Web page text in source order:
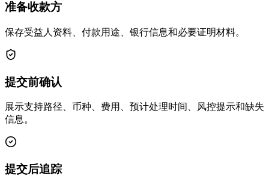
准备收款方
保存受益人资料、付款用途、银行信息和必要证明材料。
提交前确认
展示支持路径、币种、费用、预计处理时间、风控提示和缺失
信息。
提交后追踪